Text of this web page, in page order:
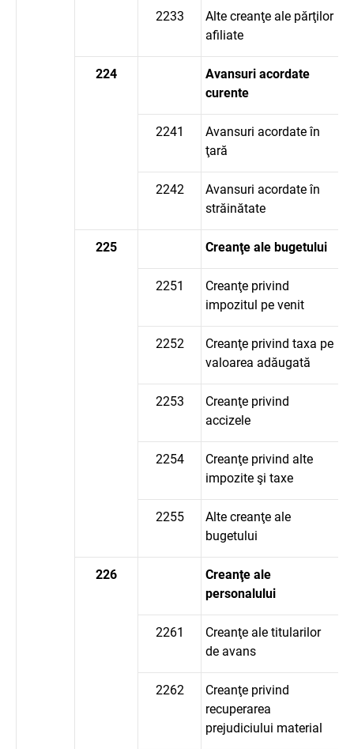
2233
Alte creanţe ale părţilor
afiliate
224
Avansuri acordate
curente
2241
Avansuri acordate în
ţară
2242
Avansuri acordate în
străinătate
225 Creanţe ale bugetului
2251
Creanţe privind
impozitul pe venit
2252
Creanţe privind taxa pe
valoarea adăugată
2253
Creanţe privind
accizele
2254
Creanţe privind alte
impozite şi taxe
2255
Alte creanţe ale
bugetului
226
Creanţe ale
personalului
2261
Creanţe ale titularilor
de avans
2262
Creanţe privind
recuperarea
prejudiciului material